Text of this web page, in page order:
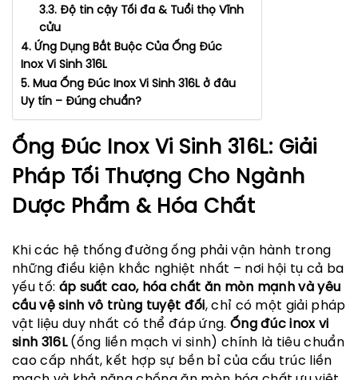
3.3. Độ tin cậy Tối đa & Tuổi thọ Vĩnh
cửu
4. Ứng Dụng Bắt Buộc Của Ống Đúc
Inox Vi Sinh 316L
5. Mua Ống Đúc Inox Vi Sinh 316L ở đâu
Uy tín – Đúng chuẩn?
Ống Đúc Inox Vi Sinh 316L: Giải
Pháp Tối Thượng Cho Ngành
Dược Phẩm & Hóa Chất
Khi các hệ thống đường ống phải vận hành trong
những điều kiện khắc nghiệt nhất – nơi hội tụ cả ba
yếu tố: áp suất cao, hóa chất ăn mòn mạnh và yêu
cầu vệ sinh vô trùng tuyệt đối, chỉ có một giải pháp
vật liệu duy nhất có thể đáp ứng. Ống đúc inox vi
sinh 316L(ống liền mạch vi sinh) chính là tiêu chuẩn
cao cấp nhất, kết hợp sự bền bỉ của cấu trúc liền